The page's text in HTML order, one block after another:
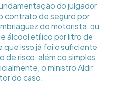
do julgador
contrato de seguro por
do motorista, ou
álcool etílico por litro de
que isso já foi o suficiente
de risco, além do simples
o ministro Aldir
do caso.